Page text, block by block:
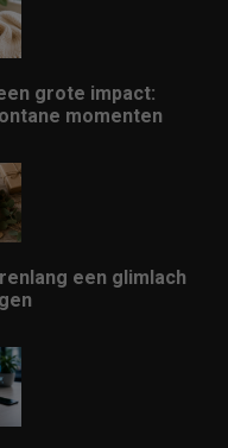
grote impact:
momenten
een glimlach